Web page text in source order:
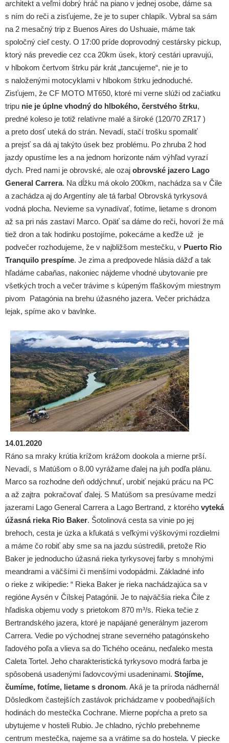
architekt a veľmi dobrý hráč na piano v jednej osobe, dáme sa
s ním do reči a zisťujeme, že je to super chlapík. Vybral sa sám
na 2 mesačný trip z Buenos Aires do Ushuaie, máme tak
spoločný cieľ cesty. O 17:00 príde doprovodný cestársky pickup,
ktorý nás prevedie cez cca 20km úsek, ktorý cestári upravujú,
v hlbokom čertvom štrku pár krát „tancujeme“, nie je to
s naloženými motocyklami v hlbokom štrku jednoduché.
Zisťujem, že CF MOTO MT650, ktoré mi verne slúži od začiatku
tripu nie je úplne vhodný do hlbokého, čerstvého štrku,
predné koleso je totiž relatívne malé a široké (120/70 ZR17 )
a preto dosť uteká do strán. Nevadí, stačí trošku spomaliť
a prejsť sa dá aj takýto úsek bez problému. Po zhruba 2 hod
jazdy opustíme les a na jednom horizonte nám výhľad vyrazí
dych. Pred nami je obrovské, ale ozaj obrovské jazero Lago
General Carrera. Na dĺžku má okolo 200km, nachádza sa v Čile
a zachádza aj do Argentíny ale tá farba! Obrovská tyrkysová
vodná plocha. Nevieme sa vynadívať, fotíme, lietame s dronom
až sa pri nás zastaví Marco. Opäť sa dáme do reči, hovorí že má
tiež dron a tak hodinku postojíme, pokecáme a keďže už je
podvečer rozhodujeme, že v najbližšom mestečku, v Puerto Rio
Tranquilo prespíme. Je zima a predpovede hlásia dážď a tak
hľadáme cabaňas, nakoniec nájdeme vhodné ubytovanie pre
všetkých troch a večer trávime s kúpeným fľaškovým miestnym
pivom Patagónia na brehu úžasného jazera. Večer prichádza
lejak, spíme ako v bavlnke.
14.01.2020
Ráno sa mraky krútia krížom krážom dookola a mierne prší.
Nevadí, s Matúšom o 8.00 vyrážame ďalej na juh podľa plánu.
Marco sa rozhodne deň oddýchnuť, urobiť nejakú prácu na PC
a až zajtra pokračovať ďalej. S Matúšom sa presúvame medzi
jazerami Lago General Carrera a Lago Bertrand, z ktorého vyteká
úžasná rieka Rio Baker. Šotolinová cesta sa vinie po jej
brehoch, cesta je úzka a kľukatá s veľkými výškovými rozdielmi
a máme čo robiť aby sme sa na jazdu sústredili, pretože Rio
Baker je jednoducho úžasná rieka tyrkysovej farby s mnohými
meandrami a väčšími či menšími vodopádmi. Základné info
o rieke z wikipedie: “ Rieka Baker je rieka nachádzajúca sa v
regióne Aysén v Čílskej Patagónii. Je to najväčšia rieka Čile z
hľadiska objemu vody s prietokom 870 m³/s. Rieka tečie z
Bertrandského jazera, ktoré je napájané generálnym jazerom
Carrera. Vedie po východnej strane severného patagónskeho
ľadového poľa a vlieva sa do Tichého oceánu, neďaleko mesta
Caleta Tortel. Jeho charakteristická tyrkysovo modrá farba je
spôsobená usadenými ľadovcovými usadeninami. Stojíme,
čumíme, fotíme, lietame s dronom. Aká je ta príroda nádherná!
Dôsledkom častejších zastávok prichádzame v poobedňajších
hodinách do mestečka Cochrane. Mierne popŕcha a preto sa
ubytujeme v hosteli Rubio. Je chladno, rýchlo prebehneme
centrum mestečka, najeme sa a vrátime sa do hostela. V piecke